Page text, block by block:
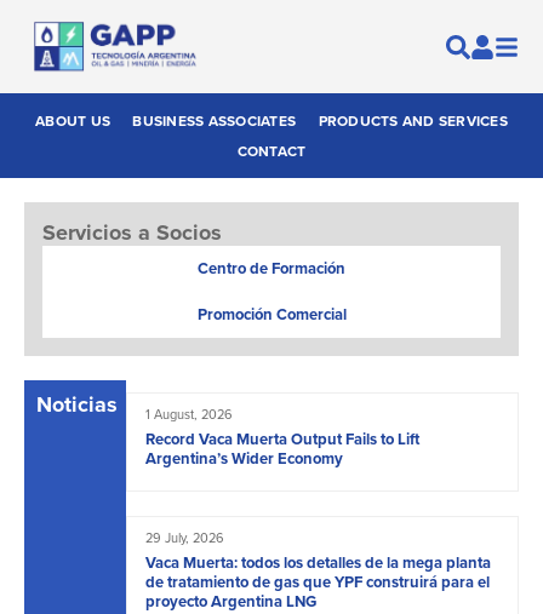
ABOUT US BUSINESS ASSOCIATES
PRODUCTS AND SERVICES
CONTACT
Servicios a Socios
Centro de Formación
Promoción Comercial
Noticias 1 August, 2026
Record Vaca Muerta Output Fails to Lift
Argentina’s Wider Economy
29 July, 2026
Vaca Muerta: todos los detalles de la mega planta
de tratamiento de gas que YPF construirá para el
proyecto Argentina LNG